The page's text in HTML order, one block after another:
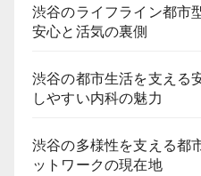
渋谷のライフライン都市
安心と活気の裏側
渋谷の都市生活を支える
しやすい内科の魅力
渋谷の多様性を支える都
ットワークの現在地